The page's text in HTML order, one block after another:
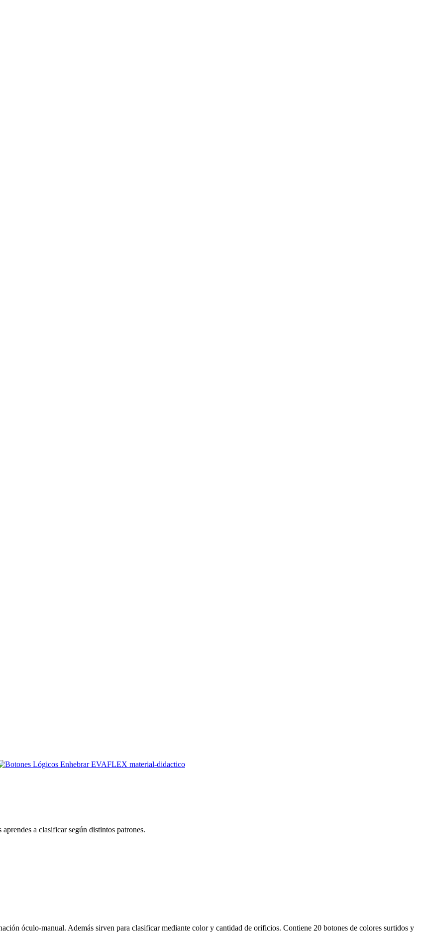
a clasificar según distintos patrones.
óculo-manual. Además sirven para clasificar mediante color y cantidad de orificios. Contiene 20 botones de colores surtidos y